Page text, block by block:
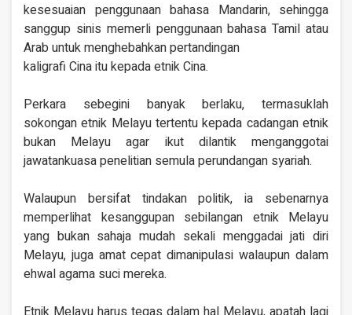
kesesuaian penggunaan bahasa Mandarin, sehingga
sanggup sinis memerli penggunaan bahasa Tamil atau
Arab untuk menghebahkan pertandingan
kaligrafi Cina itu kepada etnik Cina.
Perkara sebegini banyak berlaku, termasuklah
sokongan etnik Melayu tertentu kepada cadangan etnik
bukan Melayu agar ikut dilantik menganggotai
jawatankuasa penelitian semula perundangan syariah.
Walaupun bersifat tindakan politik, ia sebenarnya
memperlihat kesanggupan sebilangan etnik Melayu
yang bukan sahaja mudah sekali menggadai jati diri
Melayu, juga amat cepat dimanipulasi walaupun dalam
ehwal agama suci mereka.